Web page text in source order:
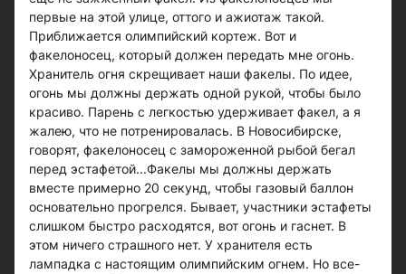
первые на этой улице, оттого и ажиотаж такой.
Приближается олимпийский кортеж. Вот и
факелоносец, который должен передать мне огонь.
Хранитель огня скрещивает наши факелы. По идее,
огонь мы должны держать одной рукой, чтобы было
красиво. Парень с легкостью удерживает факел, а я
жалею, что не потренировалась. В Новосибирске,
говорят, факелоносец с замороженной рыбой бегал
перед эстафетой...Факелы мы должны держать
вместе примерно 20 секунд, чтобы газовый баллон
основательно прогрелся. Бывает, участники эстафеты
слишком быстро расходятся, вот огонь и гаснет. В
этом ничего страшного нет. У хранителя есть
лампадка с настоящим олимпийским огнем. Но все-